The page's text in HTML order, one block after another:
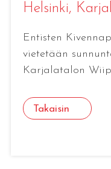
Helsinki,
Entisten
vietetään
Karjalatalon
Takaisin